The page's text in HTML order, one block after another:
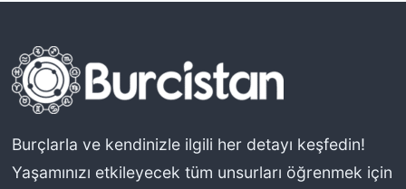
Burçlarla ve kendinizle ilgili her detayı keşfedin!
Yaşamınızı etkileyecek tüm unsurları öğrenmek için